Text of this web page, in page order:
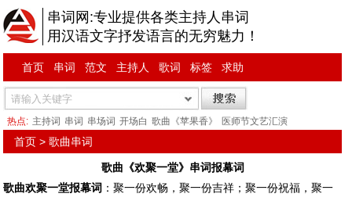
串词网:专业提供各类主持人串词
用汉语文字抒发语言的无穷魅力！
首页 串词 范文 主持人 歌词 标签 求助
热点: 主持词 串词 串场词 开场白 歌曲《苹果香》 医师节文艺汇演
首页 >歌曲串词
歌曲《欢聚一堂》串词报幕词
歌曲欢聚一堂报幕词 ：聚一份欢畅，聚一份吉祥；聚一份祝福，聚一